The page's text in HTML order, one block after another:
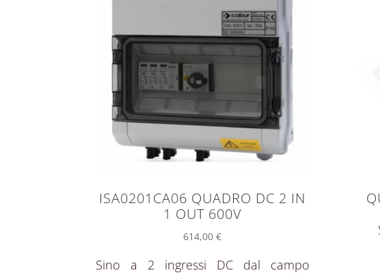
ISA0201CA06 QUADRO DC 2 IN
1 OUT 600V
614,00€
Sino a 2 ingressi DC dal campo